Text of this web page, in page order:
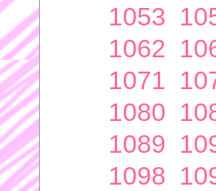
1053
1062
1071
1080
1089
1098